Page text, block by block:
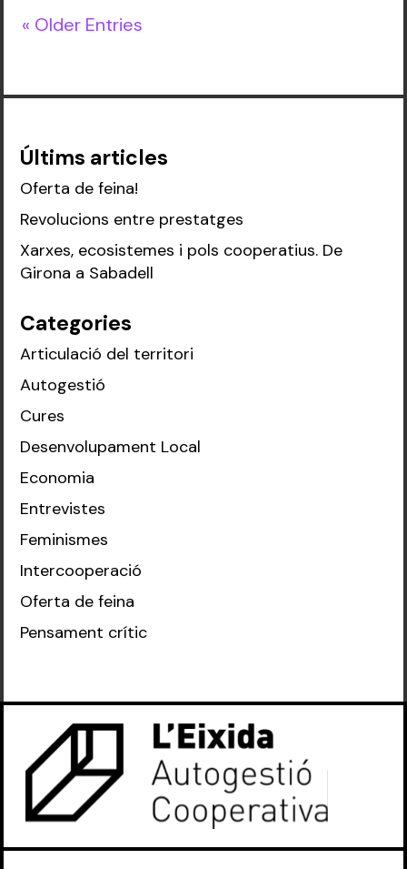
« Older Entries
Últims articles
Oferta de feina!
Revolucions entre prestatges
Xarxes, ecosistemes i pols cooperatius. De
Girona a Sabadell
Categories
Articulació del territori
Autogestió
Cures
Desenvolupament Local
Economia
Entrevistes
Feminismes
Intercooperació
Oferta de feina
Pensament crític